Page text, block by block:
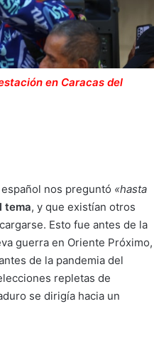
en Caracas del
nos preguntó «hasta
tema, y que existían otros
Esto fue antes de la
guerra en Oriente Próximo,
de la pandemia del
repletas de
se dirigía hacia un